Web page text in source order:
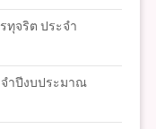
ทุจริต ประจำ
ำปีงบประมาณ